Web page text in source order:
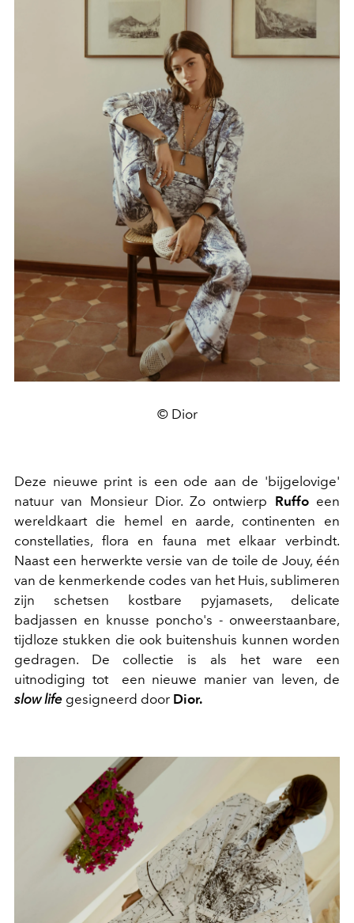
© Dior
Deze nieuwe print is een ode aan de 'bijgelovige'
natuur van Monsieur Dior. Zo ontwierp Ruffoeen
wereldkaart die hemel en aarde, continenten en
constellaties, flora en fauna met elkaar verbindt.
Naast een herwerkte versie van de toile de Jouy, één
van de kenmerkende codes van het Huis, sublimeren
zijn schetsen kostbare pyjamasets, delicate
badjassen en knusse poncho's - onweerstaanbare,
tijdloze stukken die ook buitenshuis kunnen worden
gedragen. De collectie is als het ware een
uitnodiging tot een nieuwe manier van leven, de
slow life gesigneerd door Dior.